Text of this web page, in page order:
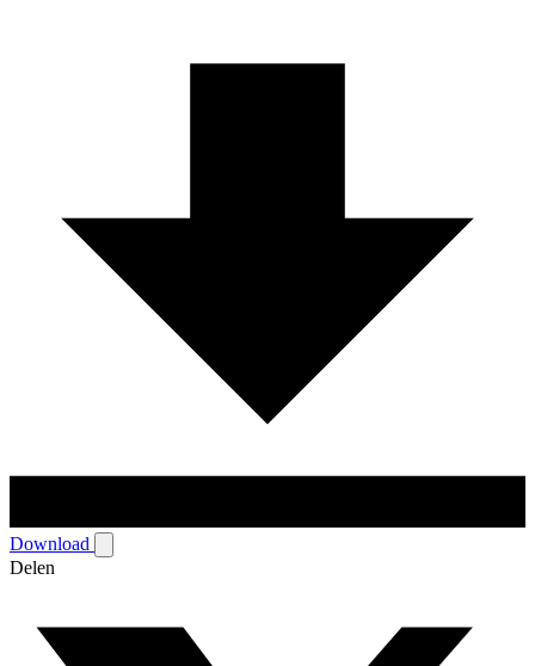
Download
Delen